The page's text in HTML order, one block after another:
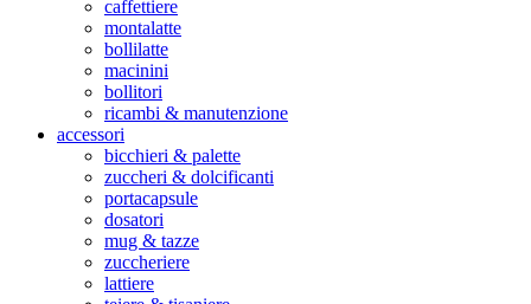
caffettiere
montalatte
bollilatte
macinini
bollitori
ricambi & manutenzione
accessori
bicchieri & palette
zuccheri & dolcificanti
portacapsule
dosatori
mug & tazze
zuccheriere
lattiere